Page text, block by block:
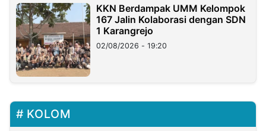
KKN Berdampak UMM Kelompok
167 Jalin Kolaborasi dengan SDN
1 Karangrejo
02/08/2026 - 19:20
KOLOM